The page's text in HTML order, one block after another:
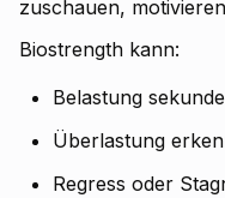
zuschauen,
Biostrength kann:
Belastung
Überlastung
Regress oder